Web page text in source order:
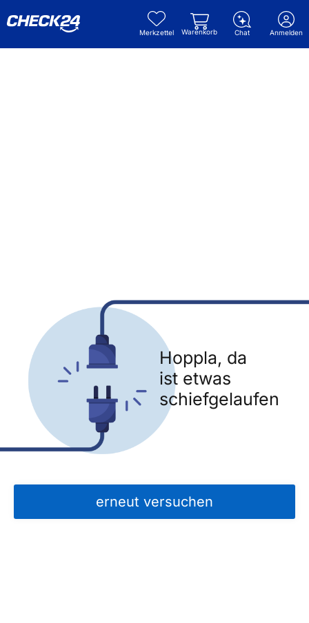
Merkzettel Warenkorb Chat Anmelden
Hoppla, da
ist etwas
schiefgelaufen
erneut versuchen